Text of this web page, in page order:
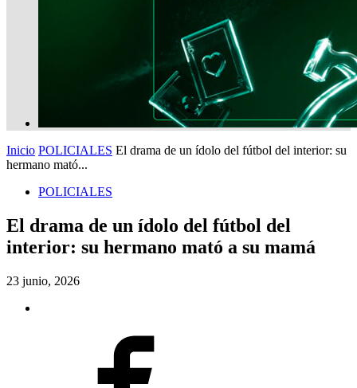
Inicio POLICIALES El drama de un ídolo del fútbol del interior: su
hermano mató...
POLICIALES
El drama de un ídolo del fútbol del
interior: su hermano mató a su mamá
23 junio, 2026